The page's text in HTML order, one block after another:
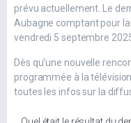
prévu actuellement. Le
Aubagne comptant pour la
vendredi 5 septembre
Dès qu'une nouvelle
programmée à la
toutes les infos sur la